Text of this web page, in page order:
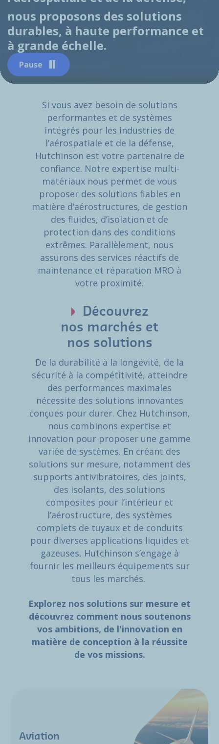
Pause
nous proposons des solutions
durables, à haute performance et
à grande échelle.
Si vous avez besoin de solutions
performantes et de systèmes
intégrés pour les industries de
l’aérospatiale et de la défense,
Hutchinson est votre partenaire de
confiance. Notre expertise multi-
matériaux nous permet de vous
proposer des solutions fiables en
matière d’aérostructures, de gestion
des fluides, d’isolation et de
protection dans des conditions
extrêmes. Parallèlement, nous
assurons des services réactifs de
maintenance et réparation MRO à
votre proximité.
Découvrez
nos marchés et
nos solutions
De la durabilité à la longévité, de la
sécurité à la compétitivité, atteindre
des performances maximales
nécessite des solutions innovantes
conçues pour durer. Chez Hutchinson,
nous combinons expertise et
innovation pour proposer une gamme
variée de systèmes. En créant des
solutions sur mesure, notamment des
supports antivibratoires, des joints,
des isolants, des solutions
composites pour l’intérieur et
l’aérostructure, des systèmes
complets de tuyaux et de conduits
pour diverses applications liquides et
gazeuses, Hutchinson s’engage à
fournir les meilleurs équipements sur
tous les marchés.
Explorez nos solutions sur mesure et
découvrez comment nous soutenons
vos ambitions, de l'innovation en
matière de conception à la réussite
de vos missions.
Aviation